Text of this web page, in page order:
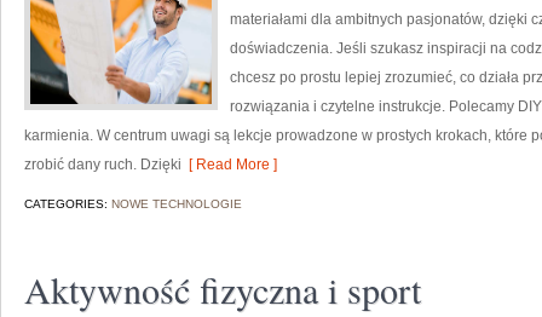
materiałami dla ambitnych pasjonatów, dzięki
doświadczenia. Jeśli szukasz inspiracji na
chcesz po prostu lepiej zrozumieć, co działa
rozwiązania i czytelne instrukcje. Polecamy
karmienia. W centrum uwagi są lekcje prowadzone w prostych krokach, które
zrobić dany ruch. Dzięki [ Read More ]
CATEGORIES: NOWE TECHNOLOGIE
Aktywność fizyczna i sport